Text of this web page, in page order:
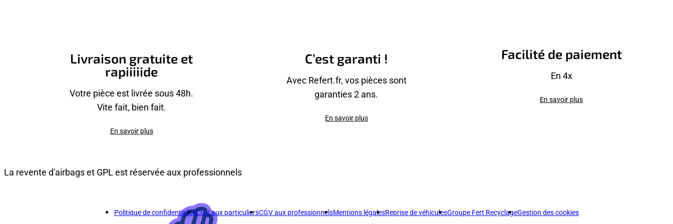
Livraison gratuite et
rapiiiiide
Votre pièce est livrée sous 48h.
Vite fait, bien fait.
En savoir plus
C’est garanti !
Avec Refert.fr, vos pièces sont
garanties 2 ans.
En savoir plus
Facilité de paiement
En 4x
En savoir plus
La revente d'airbags et GPL est réservée aux professionnels
Politique de confidentialitéCGV aux particuliersCGV aux professionnelsMentions légalesReprise de véhiculesGroupe Fert RecyclageGestion des cookies